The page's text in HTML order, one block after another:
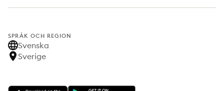
SPRÅK OCH REGION
Svenska
Sverige